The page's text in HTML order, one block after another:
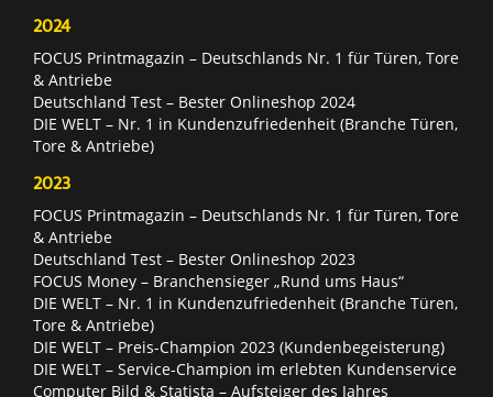
2024
FOCUS Printmagazin – Deutschlands Nr. 1 für Türen, Tore
& Antriebe
Deutschland Test – Bester Onlineshop 2024
DIE WELT – Nr. 1 in Kundenzufriedenheit (Branche Türen,
Tore & Antriebe)
2023
FOCUS Printmagazin – Deutschlands Nr. 1 für Türen, Tore
& Antriebe
Deutschland Test – Bester Onlineshop 2023
FOCUS Money – Branchensieger „Rund ums Haus“
DIE WELT – Nr. 1 in Kundenzufriedenheit (Branche Türen,
Tore & Antriebe)
DIE WELT – Preis-Champion 2023 (Kundenbegeisterung)
DIE WELT – Service-Champion im erlebten Kundenservice
Computer Bild & Statista – Aufsteiger des Jahres